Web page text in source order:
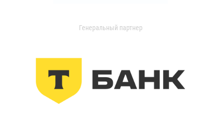
Генеральный партнер